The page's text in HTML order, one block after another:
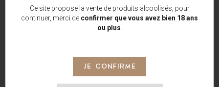
Ce site propose la vente de produits alcoolisés, pour
continuer, merci de confirmer que vous avez bien 18 ans
ou plus
JE CONFIRME